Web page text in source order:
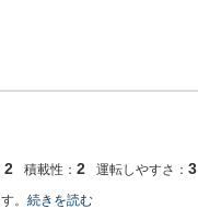
2 積載性： 2 運転しやすさ： 3
。 続きを読む